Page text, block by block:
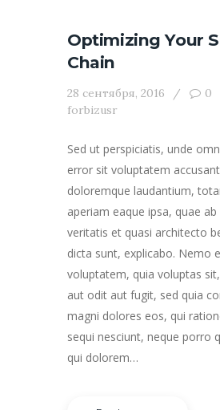
Optimizing Your
Chain
28 сентября, 2016 0
forbizusr
Sed ut perspiciatis, unde
error sit voluptatem
doloremque laudantium,
aperiam eaque ipsa, quae
veritatis et quasi architecto
dicta sunt, explicabo. Nemo
voluptatem, quia voluptas
aut odit aut fugit, sed quia
magni dolores eos, qui
sequi nesciunt, neque porro
qui dolorem…